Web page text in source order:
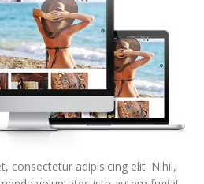
consectetur adipisicing elit. Nihil,